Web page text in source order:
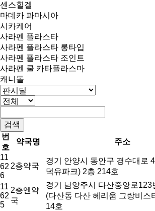
센스힐겔
마데카 파마시아
시카케어
사라펜 플라스타
사라펜 플라스타 롱타입
사라펜 플라스타 조인트
사라펜 쿨 카타플라스마
캐니돌
번
호
약국명 주소
11
62
6
2층약국
경기 안양시 동안구 경수대로
덕유파크) 2층 214호
11
62
5
2층엔약
국
경기 남양주시 다산중앙로123
(다산동 다산 헤리움 그랑비스
14호